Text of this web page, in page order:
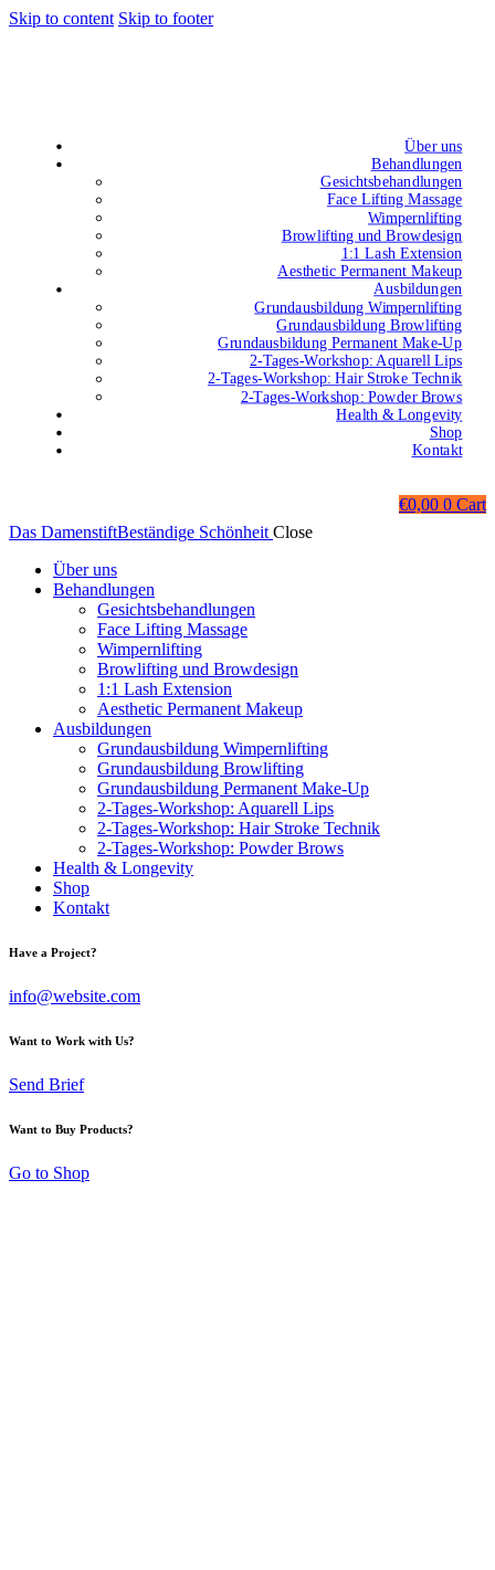
Skip to content Skip to footer
Über uns
Behandlungen
Gesichtsbehandlungen
Face Lifting Massage
Wimpernlifting
Browlifting und Browdesign
1:1 Lash Extension
Aesthetic Permanent Makeup
Ausbildungen
Grundausbildung Wimpernlifting
Grundausbildung Browlifting
Grundausbildung Permanent Make-Up
2-Tages-Workshop: Aquarell Lips
2-Tages-Workshop: Hair Stroke Technik
2-Tages-Workshop: Powder Brows
Health & Longevity
Shop
Kontakt
€0,00 0 Cart
Das DamenstiftBeständige Schönheit Close
Über uns
Behandlungen
Gesichtsbehandlungen
Face Lifting Massage
Wimpernlifting
Browlifting und Browdesign
1:1 Lash Extension
Aesthetic Permanent Makeup
Ausbildungen
Grundausbildung Wimpernlifting
Grundausbildung Browlifting
Grundausbildung Permanent Make-Up
2-Tages-Workshop: Aquarell Lips
2-Tages-Workshop: Hair Stroke Technik
2-Tages-Workshop: Powder Brows
Health & Longevity
Shop
Kontakt
Have a Project?
info@website.com
Want to Work with Us?
Send Brief
Want to Buy Products?
Go to Shop